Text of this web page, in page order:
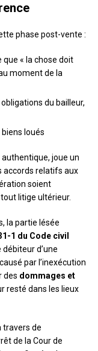
phase post-vente :
que « la chose doit
moment de la
du bailleur,
loués
joue un
accords relatifs aux
soient
litige ultérieur.
la partie lésée
1 du Code civil
d’une
par l’inexécution
des dommages et
resté dans les lieux
travers de
de la Cour de